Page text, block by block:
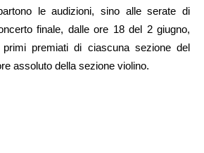
le audizioni, sino alle serate di
finale, dalle ore 18 del 2 giugno,
premiati di ciascuna sezione del
assoluto della sezione violino.